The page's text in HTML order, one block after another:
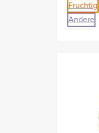
Fruchtig
Andere